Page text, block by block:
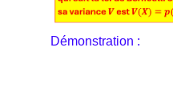
Démonstration :